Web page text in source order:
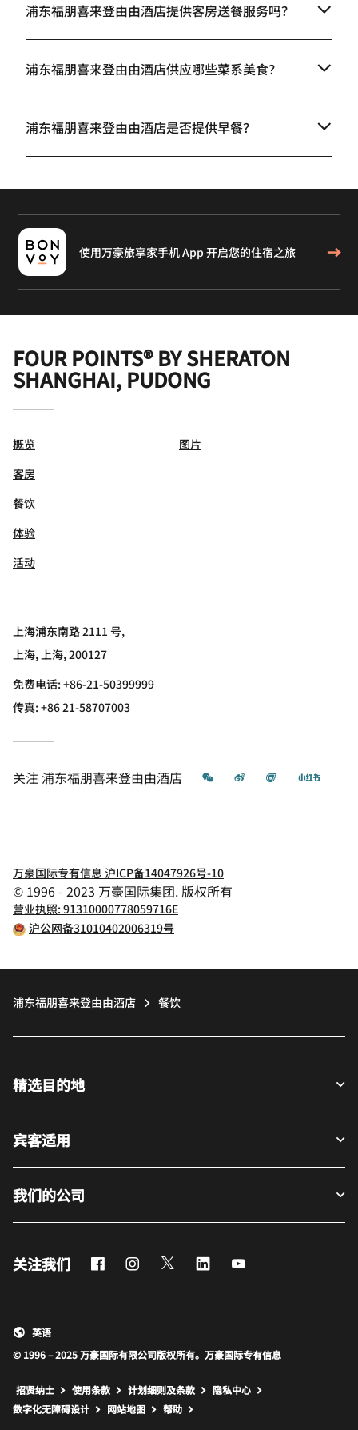
浦东福朋喜来登由由酒店提供客房送餐服务吗？
浦东福朋喜来登由由酒店供应哪些菜系美食？
浦东福朋喜来登由由酒店是否提供早餐？
使用万豪旅享家手机 App 开启您的住宿之旅
FOUR POINTS® BY SHERATON
SHANGHAI, PUDONG
概览
客房
餐饮
体验
活动
图片
上海浦东南路 2111 号,
上海, 上海, 200127
免费电话:+86-21-50399999
传真:+86 21-58707003
关注浦东福朋喜来登由由酒店 微信 微博 飞猪 小红书
万豪国际专有信息 沪ICP备14047926号-10
© 1996 - 2023 万豪国际集团. 版权所有
营业执照: 91310000778059716E
沪公网备31010402006319号
浦东福朋喜来登由由酒店 餐饮
精选目的地
宾客适用
我们的公司
关注我们 FacebookInstagram
Twitter LinkedIn
© 1996 – 2025 万豪国际有限公司版权所有。万豪国际专有信息
英语
招贤纳士 使用条款 计划细则及条款
隐私中心
数字化无障碍设计
网站地图 打开新窗口
帮助